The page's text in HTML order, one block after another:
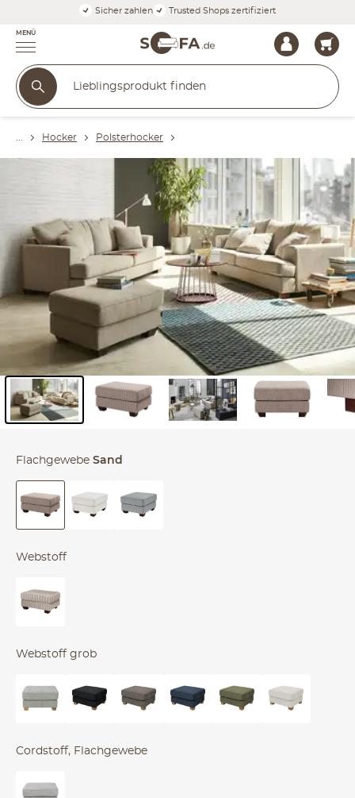
Sicher zahlen Trusted Shops zertifiziert
MENÜ
Hocker Polsterhocker
Flachgewebe Sand
Webstoff
Webstoff grob
Cordstoff, Flachgewebe